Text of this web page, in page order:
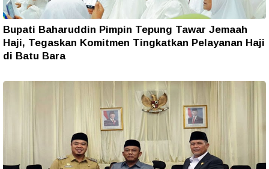
Bupati Baharuddin Pimpin Tepung Tawar Jemaah
Haji, Tegaskan Komitmen Tingkatkan Pelayanan Haji
di Batu Bara